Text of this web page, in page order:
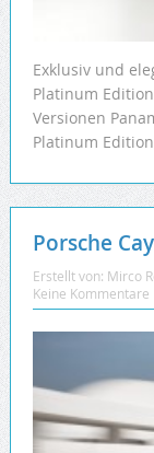
Exklusiv und
Platinum
Versionen
Platinum
Porsche
Erstellt von: Mirco
Keine Kommentare